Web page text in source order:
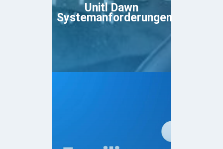
Unitl Dawn
Systemanforderungen